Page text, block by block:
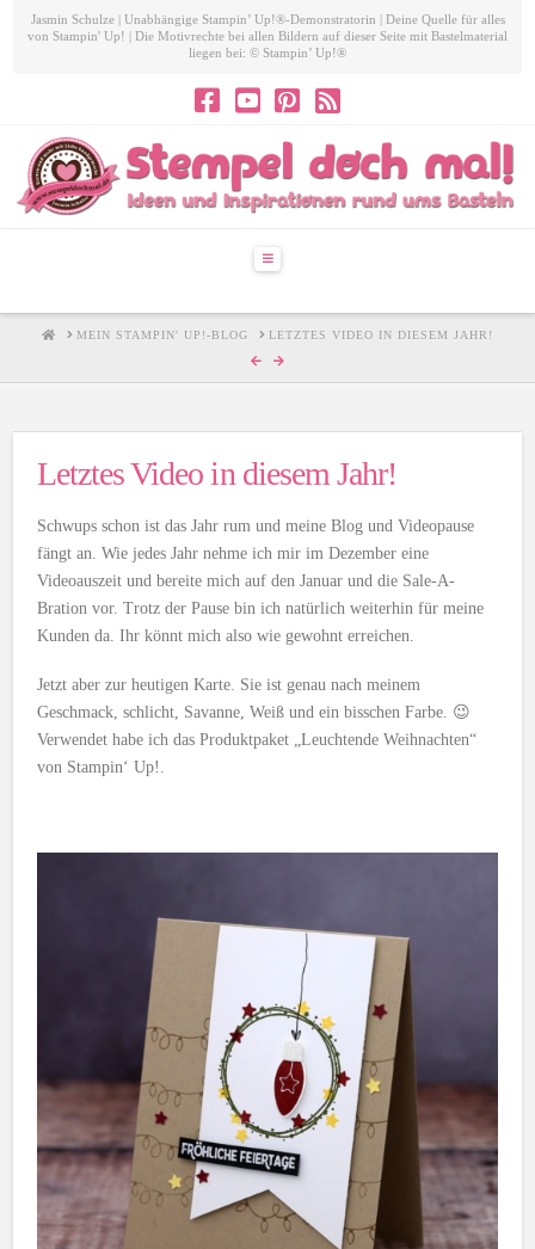
Jasmin Schulze | Unabhängige Stampin’ Up!®-Demonstratorin | Deine Quelle für alles
von Stampin' Up! | Die Motivrechte bei allen Bildern auf dieser Seite mit Bastelmaterial
liegen bei: © Stampin’ Up!®
Navigation
HOMEMEIN STAMPIN' UP!-BLOG LETZTES VIDEO IN DIESEM JAHR!
Letztes Video in diesem Jahr!
Schwups schon ist das Jahr rum und meine Blog und Videopause
fängt an. Wie jedes Jahr nehme ich mir im Dezember eine
Videoauszeit und bereite mich auf den Januar und die Sale-A-
Bration vor. Trotz der Pause bin ich natürlich weiterhin für meine
Kunden da. Ihr könnt mich also wie gewohnt erreichen.
Jetzt aber zur heutigen Karte. Sie ist genau nach meinem
Geschmack, schlicht, Savanne, Weiß und ein bisschen Farbe. 😉
Verwendet habe ich das Produktpaket „Leuchtende Weihnachten“
von Stampin‘ Up!.